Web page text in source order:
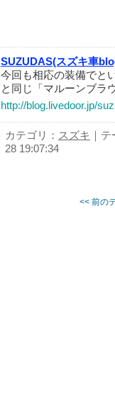
SUZUDAS(スズキ車
今回も相応の装備でと
と同じ「マルーンブラ
http://blog.livedoor.jp/
カテゴリ： スズキ ｜テ
28 19:07:34
<< 前の